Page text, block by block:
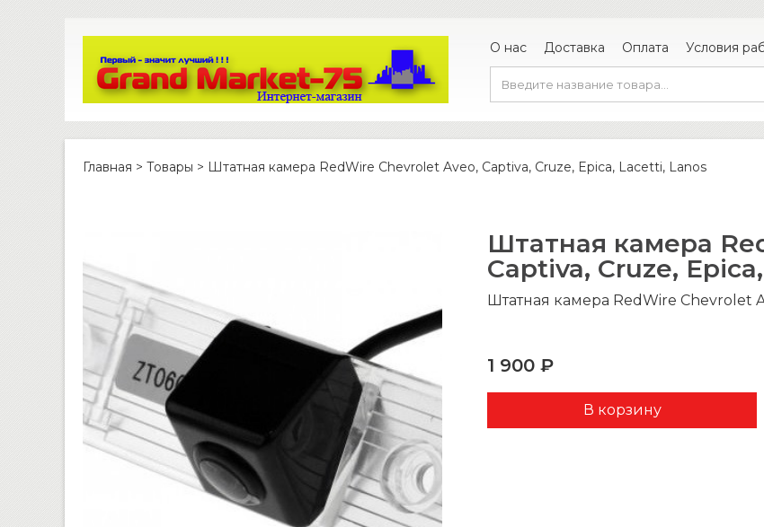
О нас Доставка Оплата Условия
Главная > Товары > Штатная камера RedWire Chevrolet Aveo, Captiva, Cruze, Epica, Lacetti, Lanos
Штатная камера
Captiva, Cruze,
Штатная камера RedWire Chevrolet
1 900 ₽